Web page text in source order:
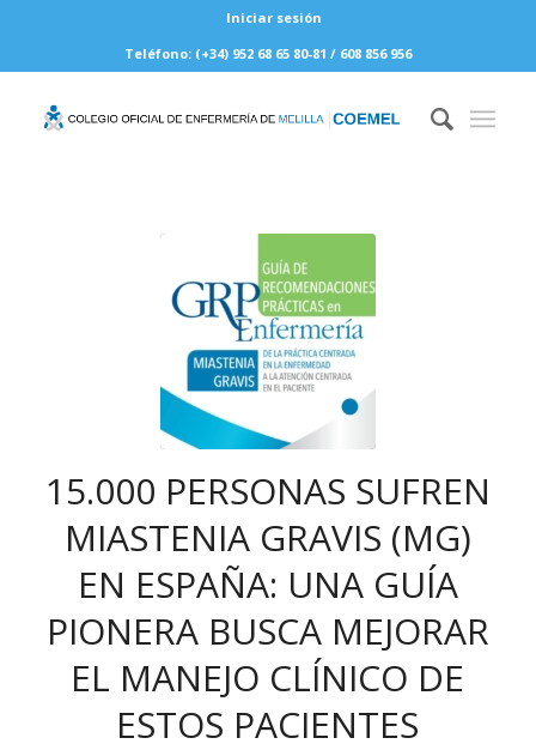
Iniciar sesión
Teléfono: (+34) 952 68 65 80-81 / 608 856 956
15.000 PERSONAS SUFREN
MIASTENIA GRAVIS (MG)
EN ESPAÑA: UNA GUÍA
PIONERA BUSCA MEJORAR
EL MANEJO CLÍNICO DE
ESTOS PACIENTES